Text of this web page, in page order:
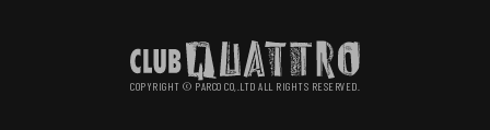
COPYRIGHT © PARCO CO,.LTD ALL RIGHTS RESERVED.